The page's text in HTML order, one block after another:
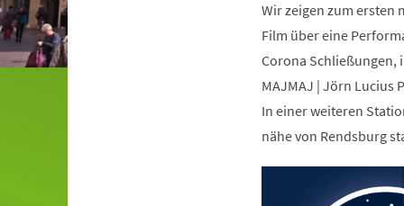
Wir zeigen zum ersten
Film über eine
Corona Schließungen,
MAJMAJ | Jörn Lucius
In einer weiteren
nähe von Rendsburg